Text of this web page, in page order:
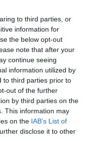
to third parties, or
information for
the below opt-out
note that after your
continue seeing
information utilized by
to third parties prior to
out of the further
by third parties on the
This information may
on the IAB’s List of
disclose it to other
70 θέσεων για τη
τη Σχολή
Ακαδημίας για
γίνεται
εξέλιξη”,
σε σχέση με την
τη “μεγάλη
στοιχείο, ο